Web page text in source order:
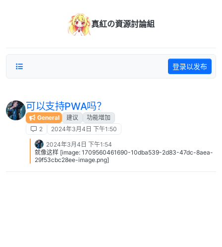
真紅の資源討論組
登录以发布
可以支持PWA吗？
General 建议
功能增加
2
2024年3月4日 下午1:50
2024年3月4日 下午1:54
就像这样 [image: 1709560461690-10dba539-2d83-47dc-8aea-
29f53cbc28ee-image.png]